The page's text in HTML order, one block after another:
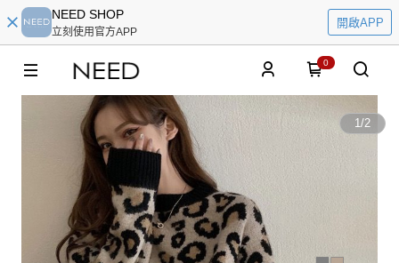
NEED SHOP
立刻使用官方APP
開啟APP
0
1/2